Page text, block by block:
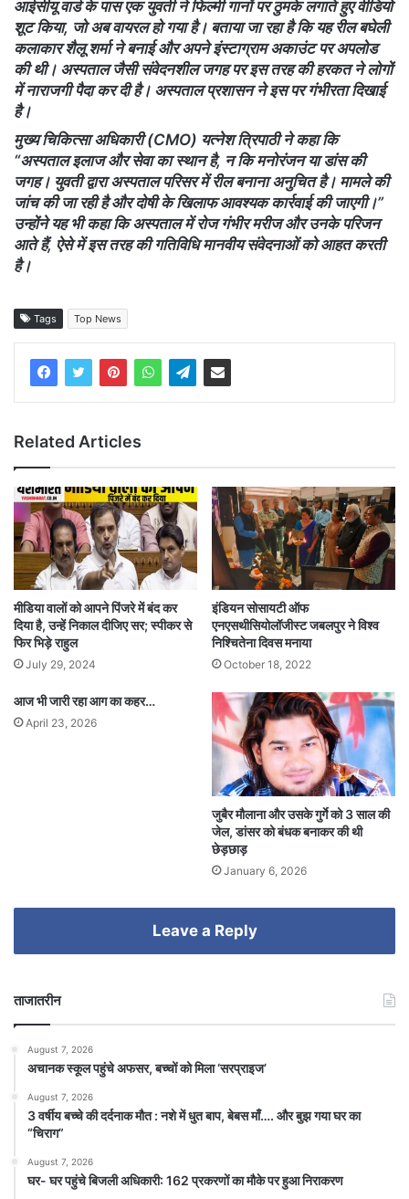
आईसीयू वार्ड के पास एक युवती ने फिल्मी गानों पर ठुमके लगाते हुए वीडियो
शूट किया, जो अब वायरल हो गया है। बताया जा रहा है कि यह रील बघेली
कलाकार शैलू शर्मा ने बनाई और अपने इंस्टाग्राम अकाउंट पर अपलोड
की थी। अस्पताल जैसी संवेदनशील जगह पर इस तरह की हरकत ने लोगों
में नाराजगी पैदा कर दी है। अस्पताल प्रशासन ने इस पर गंभीरता दिखाई
है।
मुख्य चिकित्सा अधिकारी (CMO) यत्नेश त्रिपाठी ने कहा कि
“अस्पताल इलाज और सेवा का स्थान है, न कि मनोरंजन या डांस की
जगह। युवती द्वारा अस्पताल परिसर में रील बनाना अनुचित है। मामले की
जांच की जा रही है और दोषी के खिलाफ आवश्यक कार्रवाई की जाएगी।”
उन्होंने यह भी कहा कि अस्पताल में रोज गंभीर मरीज और उनके परिजन
आते हैं, ऐसे में इस तरह की गतिविधि मानवीय संवेदनाओं को आहत करती
है।
Tags Top News
Related Articles
मीडिया वालों को आपने पिंजरे में बंद कर
दिया है, उन्हें निकाल दीजिए सर; स्पीकर से
फिर भिड़े राहुल
July 29, 2024
इंडियन सोसायटी ऑफ
एनएसथीसियोलॉजीस्ट जबलपुर ने विश्व
निश्चितेना दिवस मनाया
October 18, 2022
आज भी जारी रहा आग का कहर…
April 23, 2026
जुबैर मौलाना और उसके गुर्गे को 3 साल की
जेल, डांसर को बंधक बनाकर की थी
छेड़छाड़
January 6, 2026
Leave a Reply
ताजातरीन
August 7, 2026
अचानक स्कूल पहुंचे अफसर, बच्चों को मिला ‘सरप्राइज’
August 7, 2026
3 वर्षीय बच्चे की दर्दनाक मौत : नशे में धुत बाप, बेबस माँ…. और बुझ गया घर का
“चिराग”
August 7, 2026
घर- घर पहुंचे बिजली अधिकारी: 162 प्रकरणों का मौके पर हुआ निराकरण